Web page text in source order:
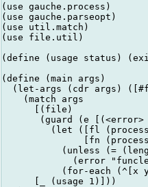
(use gauche.process)
(use gauche.parseopt)
(use util.match)
(use file.util)
(define (usage status)
(define (main args)
(let-args (cdr args)
    (match args
      [(file)
(guard (e
(let ([fl
[fn
(unless (=
(error
(for-each (^[x
      [_ (usage 1)]))